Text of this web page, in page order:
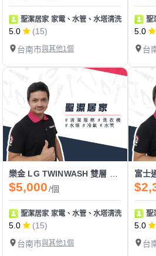
聖潔居家 家電、水管、水塔清洗 地板止滑
5.0
(15)
台南市與其他1個
聖
5.0
台
$5,000/個
聖潔居家 家電、水管、水塔清洗 地板止滑
5.0
(15)
台南市與其他1個
聖
5.0
台